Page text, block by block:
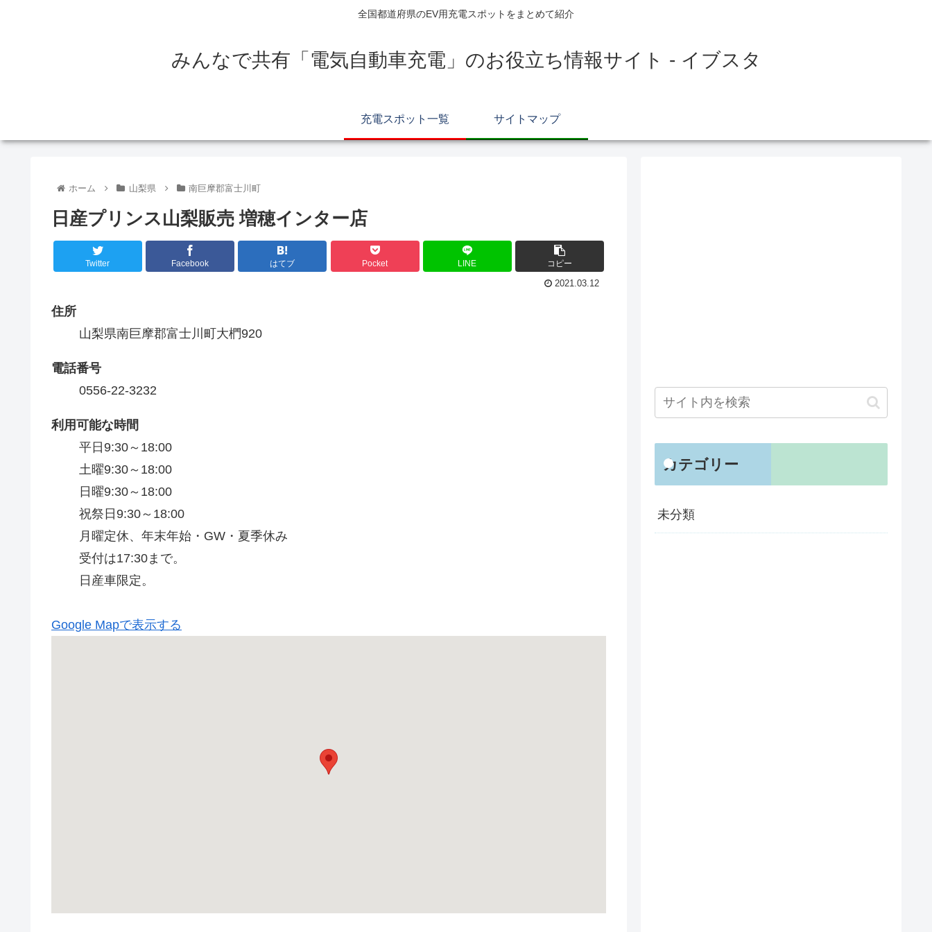
全国都道府県のEV用充電スポットをまとめて紹介
みんなで共有「電気自動車充電」のお役立ち情報サイト - イブスタ
充電スポット一覧 サイトマップ
ホーム 山梨県 南巨摩郡富士川町
日産プリンス山梨販売 増穂インター店
Twitter Facebook はてブ Pocket LINE コピー
2021.03.12
住所
山梨県南巨摩郡富士川町大椚920
電話番号
0556-22-3232
利用可能な時間
平日9:30～18:00
土曜9:30～18:00
日曜9:30～18:00
祝祭日9:30～18:00
月曜定休、年末年始・GW・夏季休み
受付は17:30まで。
日産車限定。
Google Mapで表示する
カテゴリー
未分類